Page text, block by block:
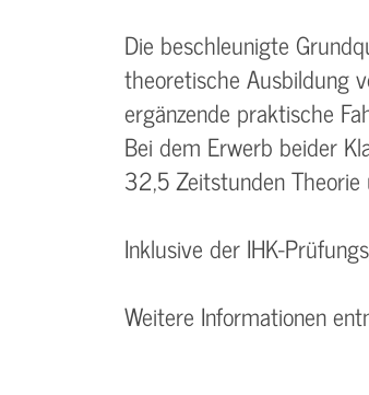
Die beschleunigte
theoretische Ausbildung
ergänzende praktische
Bei dem Erwerb beider
32,5 Zeitstunden
Inklusive der IHK-
Weitere Informationen